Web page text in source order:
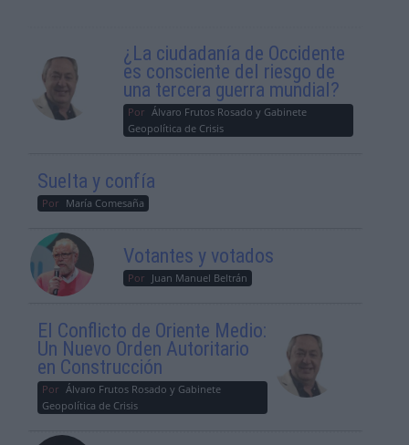
¿La ciudadanía de Occidente
es consciente del riesgo de
una tercera guerra mundial?
Por Álvaro Frutos Rosado y Gabinete
Geopolítica de Crisis
Suelta y confía
Por María Comesaña
Votantes y votados
Por Juan Manuel Beltrán
El Conflicto de Oriente Medio:
Un Nuevo Orden Autoritario
en Construcción
Por Álvaro Frutos Rosado y Gabinete
Geopolítica de Crisis